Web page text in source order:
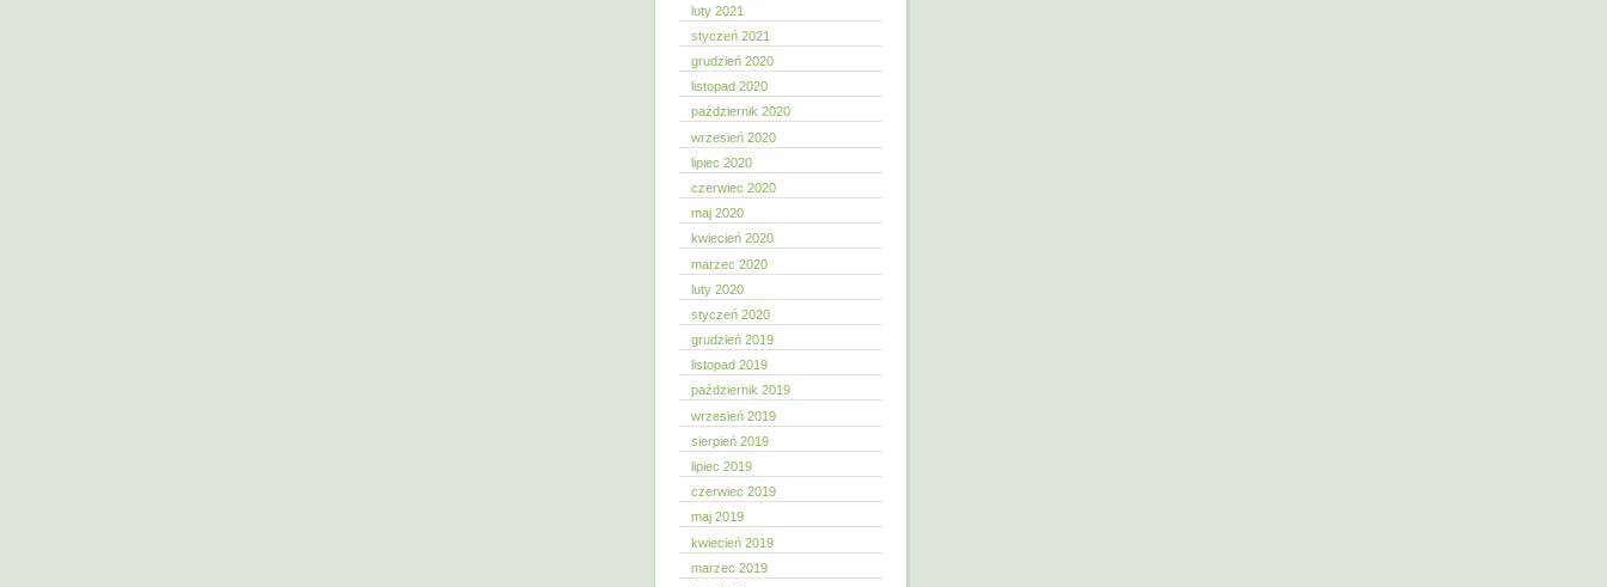
luty 2021
styczeń 2021
grudzień 2020
listopad 2020
październik 2020
wrzesień 2020
lipiec 2020
czerwiec 2020
maj 2020
kwiecień 2020
marzec 2020
luty 2020
styczeń 2020
grudzień 2019
listopad 2019
październik 2019
wrzesień 2019
sierpień 2019
lipiec 2019
czerwiec 2019
maj 2019
kwiecień 2019
marzec 2019